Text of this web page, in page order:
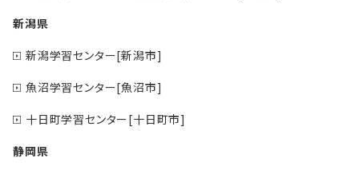
新潟県
新潟学習センター[新潟市]
魚沼学習センター[魚沼市]
十日町学習センター[十日町市]
静岡県